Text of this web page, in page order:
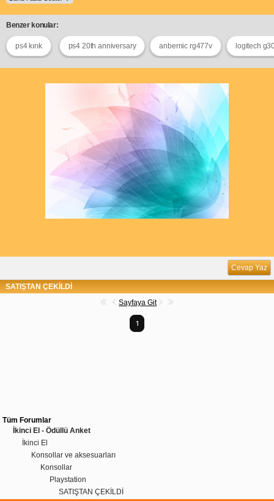
Benzer konular:
ps4 kırık ps4 20th anniversary anbernic rg477v logitech
Cevap Yaz
SATIŞTAN ÇEKİLDİ
Sayfaya Git
1
Tüm Forumlar
İkinci El - Ödüllü Anket
İkinci El
Konsollar ve aksesuarları
Konsollar
Playstation
SATIŞTAN ÇEKİLDİ